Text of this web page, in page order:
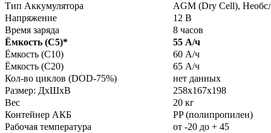
Тип Аккумулятора
AGM (Dry Cell),
Напряжение
12 В
Время заряда
8 часов
Ёмкость (С5)*
55 А/ч
Ёмкость (С10)
60 А/ч
Ёмкость (С20)
65 А/ч
Кол-во циклов (DOD-75%)
нет данных
Размер: ДхШхВ
258x167x198
Вес
20 кг
Контейнер АКБ
PP (полипропилен)
Рабочая температура
от -20 до + 45